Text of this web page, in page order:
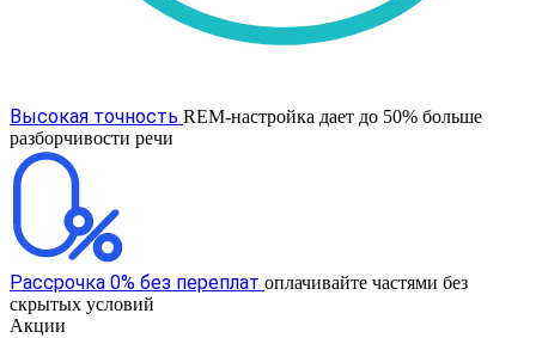
Высокая точность REM-настройка дает до 50% больше
разборчивости речи
Рассрочка 0% без переплат оплачивайте частями без
скрытых условий
Акции